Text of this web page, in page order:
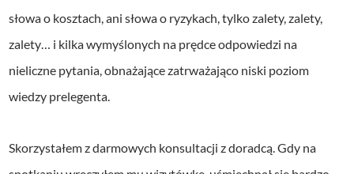
słowa o kosztach, ani słowa o ryzykach, tylko zalety, zalety,
zalety… i kilka wymyślonych na prędce odpowiedzi na
nieliczne pytania, obnażające zatrważająco niski poziom
wiedzy prelegenta.
Skorzystałem z darmowych konsultacji z doradcą. Gdy na